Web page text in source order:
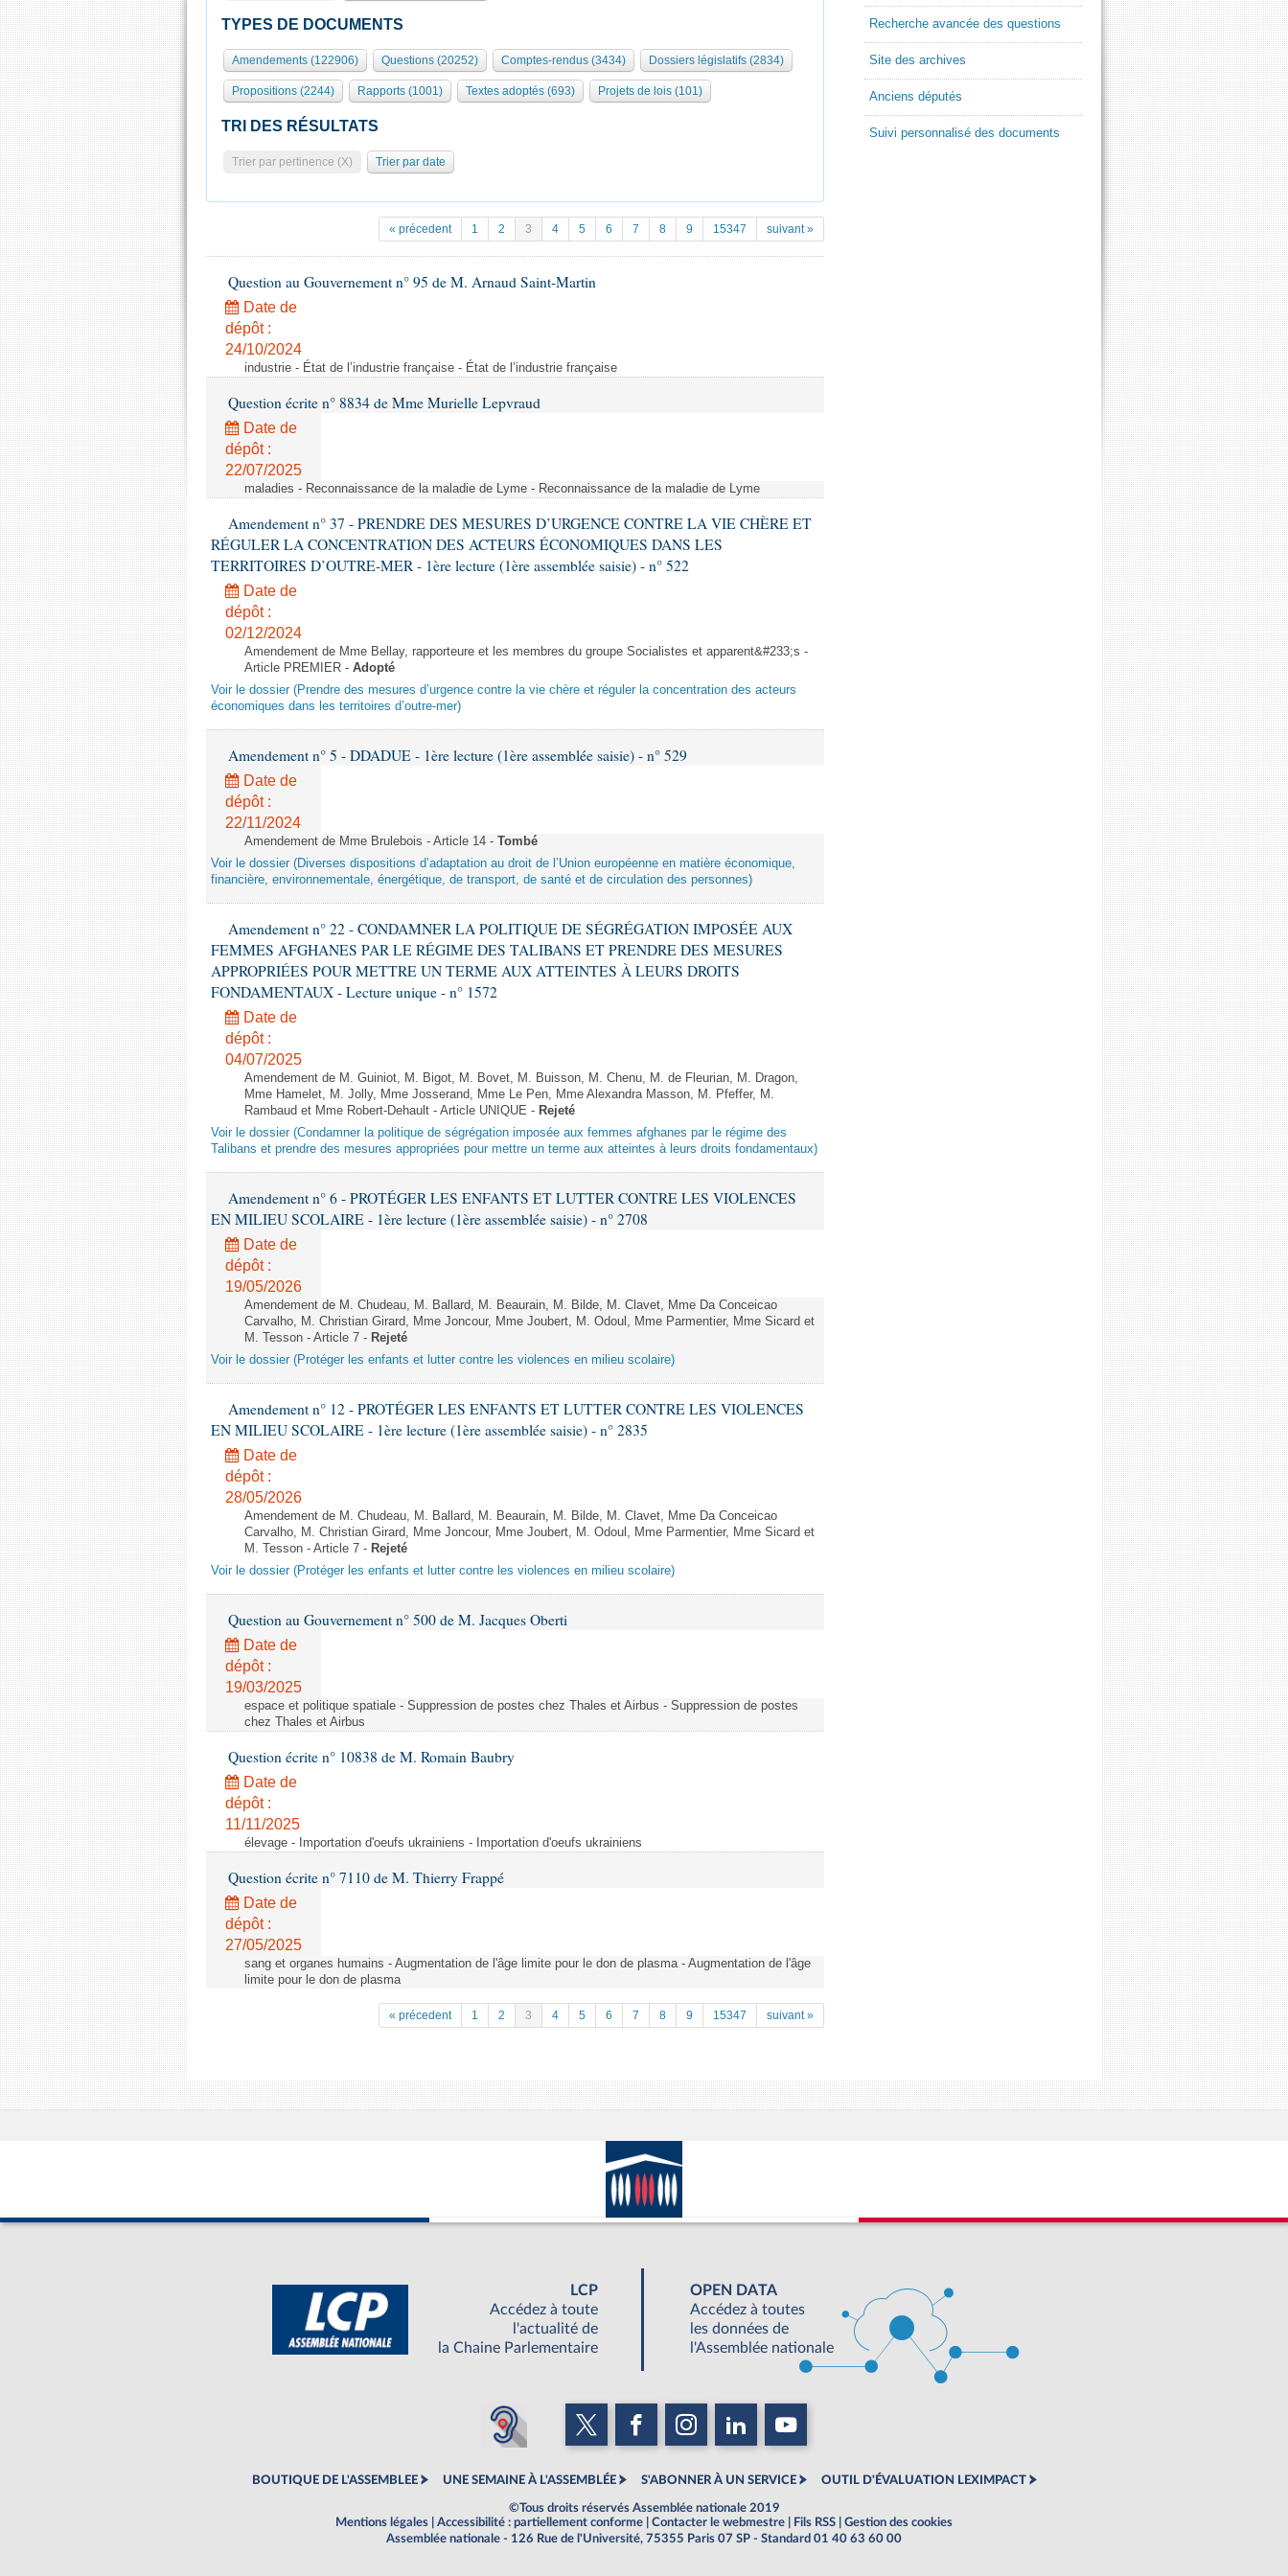
TYPES DE DOCUMENTS
Amendements (122906) Questions (20252) Comptes-rendus (3434) Dossiers législatifs (2834)
Propositions (2244) Rapports (1001) Textes adoptés (693) Projets de lois (101)
TRI DES RÉSULTATS
Trier par pertinence (X) Trier par date
« précedent 1 2 3 4 5 6 7 8 9 15347 suivant »
Question au Gouvernement n° 95 de M. Arnaud Saint-Martin
Date de
dépôt :
24/10/2024
industrie - État de l’industrie française - État de l’industrie française
Question écrite n° 8834 de Mme Murielle Lepvraud
Date de
dépôt :
22/07/2025
maladies - Reconnaissance de la maladie de Lyme - Reconnaissance de la maladie de Lyme
Amendement n° 37 - PRENDRE DES MESURES D’URGENCE CONTRE LA VIE CHÈRE ET
RÉGULER LA CONCENTRATION DES ACTEURS ÉCONOMIQUES DANS LES
TERRITOIRES D’OUTRE-MER - 1ère lecture (1ère assemblée saisie) - n° 522
Date de
dépôt :
02/12/2024
Amendement de Mme Bellay, rapporteure et les membres du groupe Socialistes et apparent&#233;s -
Article PREMIER - Adopté
Voir le dossier (Prendre des mesures d’urgence contre la vie chère et réguler la concentration des acteurs
économiques dans les territoires d’outre-mer)
Amendement n° 5 - DDADUE - 1ère lecture (1ère assemblée saisie) - n° 529
Date de
dépôt :
22/11/2024
Amendement de Mme Brulebois - Article 14 - Tombé
Voir le dossier (Diverses dispositions d’adaptation au droit de l’Union européenne en matière économique,
financière, environnementale, énergétique, de transport, de santé et de circulation des personnes)
Amendement n° 22 - CONDAMNER LA POLITIQUE DE SÉGRÉGATION IMPOSÉE AUX
FEMMES AFGHANES PAR LE RÉGIME DES TALIBANS ET PRENDRE DES MESURES
APPROPRIÉES POUR METTRE UN TERME AUX ATTEINTES À LEURS DROITS
FONDAMENTAUX - Lecture unique - n° 1572
Date de
dépôt :
04/07/2025
Amendement de M. Guiniot, M. Bigot, M. Bovet, M. Buisson, M. Chenu, M. de Fleurian, M. Dragon,
Mme Hamelet, M. Jolly, Mme Josserand, Mme Le Pen, Mme Alexandra Masson, M. Pfeffer, M.
Rambaud et Mme Robert-Dehault - Article UNIQUE - Rejeté
Voir le dossier (Condamner la politique de ségrégation imposée aux femmes afghanes par le régime des
Talibans et prendre des mesures appropriées pour mettre un terme aux atteintes à leurs droits fondamentaux)
Amendement n° 6 - PROTÉGER LES ENFANTS ET LUTTER CONTRE LES VIOLENCES
EN MILIEU SCOLAIRE - 1ère lecture (1ère assemblée saisie) - n° 2708
Date de
dépôt :
19/05/2026
Amendement de M. Chudeau, M. Ballard, M. Beaurain, M. Bilde, M. Clavet, Mme Da Conceicao
Carvalho, M. Christian Girard, Mme Joncour, Mme Joubert, M. Odoul, Mme Parmentier, Mme Sicard et
M. Tesson - Article 7 - Rejeté
Voir le dossier (Protéger les enfants et lutter contre les violences en milieu scolaire)
Amendement n° 12 - PROTÉGER LES ENFANTS ET LUTTER CONTRE LES VIOLENCES
EN MILIEU SCOLAIRE - 1ère lecture (1ère assemblée saisie) - n° 2835
Date de
dépôt :
28/05/2026
Amendement de M. Chudeau, M. Ballard, M. Beaurain, M. Bilde, M. Clavet, Mme Da Conceicao
Carvalho, M. Christian Girard, Mme Joncour, Mme Joubert, M. Odoul, Mme Parmentier, Mme Sicard et
M. Tesson - Article 7 - Rejeté
Voir le dossier (Protéger les enfants et lutter contre les violences en milieu scolaire)
Question au Gouvernement n° 500 de M. Jacques Oberti
Date de
dépôt :
19/03/2025
espace et politique spatiale - Suppression de postes chez Thales et Airbus - Suppression de postes
chez Thales et Airbus
Question écrite n° 10838 de M. Romain Baubry
Date de
dépôt :
11/11/2025
élevage - Importation d'oeufs ukrainiens - Importation d'oeufs ukrainiens
Question écrite n° 7110 de M. Thierry Frappé
Date de
dépôt :
27/05/2025
sang et organes humains - Augmentation de l'âge limite pour le don de plasma - Augmentation de l'âge
limite pour le don de plasma
« précedent 1 2 3 4 5 6 7 8 9 15347 suivant »
Recherche avancée des questions
Site des archives
Anciens députés
Suivi personnalisé des documents
LCP
Accédez à toute
l'actualité de
la Chaine Parlementaire
OPEN DATA
Accédez à toutes
les données de
l'Assemblée nationale
BOUTIQUE DE L'ASSEMBLEE UNE SEMAINE À L'ASSEMBLÉE S'ABONNER À UN SERVICE OUTIL D'ÉVALUATION LEXIMPACT
©Tous droits réservés Assemblée nationale 2019
Mentions légales
Accessibilité : partiellement conforme Contacter le webmestre Fils RSS
Gestion des cookies
Assemblée nationale - 126 Rue de l'Université, 75355 Paris 07 SP - Standard 01 40 63 60 00